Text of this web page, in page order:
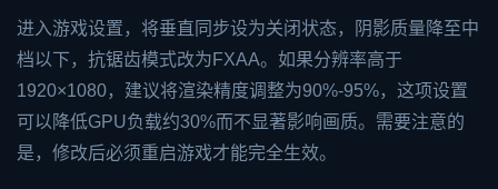
进入游戏设置，将垂直同步设为关闭状态，阴影质量降至中
档以下，抗锯齿模式改为FXAA。如果分辨率高于
1920×1080，建议将渲染精度调整为90%-95%，这项设置
可以降低GPU负载约30%而不显著影响画质。需要注意的
是，修改后必须重启游戏才能完全生效。